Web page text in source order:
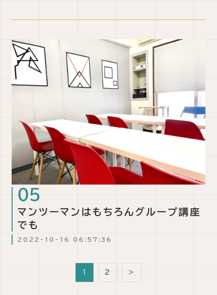
マンツーマンはもちろんグループ講座
でも
2022-10-16 06:57:36
1 2 >